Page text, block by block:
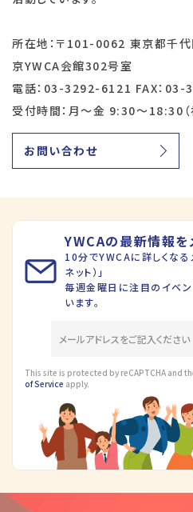
所在地：〒101-0062 東京都千
京YWCA会館302号室
電話：03-3292-6121 FAX：
受付時間：月～金 9:30～18:30（
お問い合わせ
YWCAの最新情報を
10分でYWCAに詳しくなる
ネット）」
毎週金曜日に注目のイベ
います。
This site is protected by reCAPTCHA and
of Service apply.